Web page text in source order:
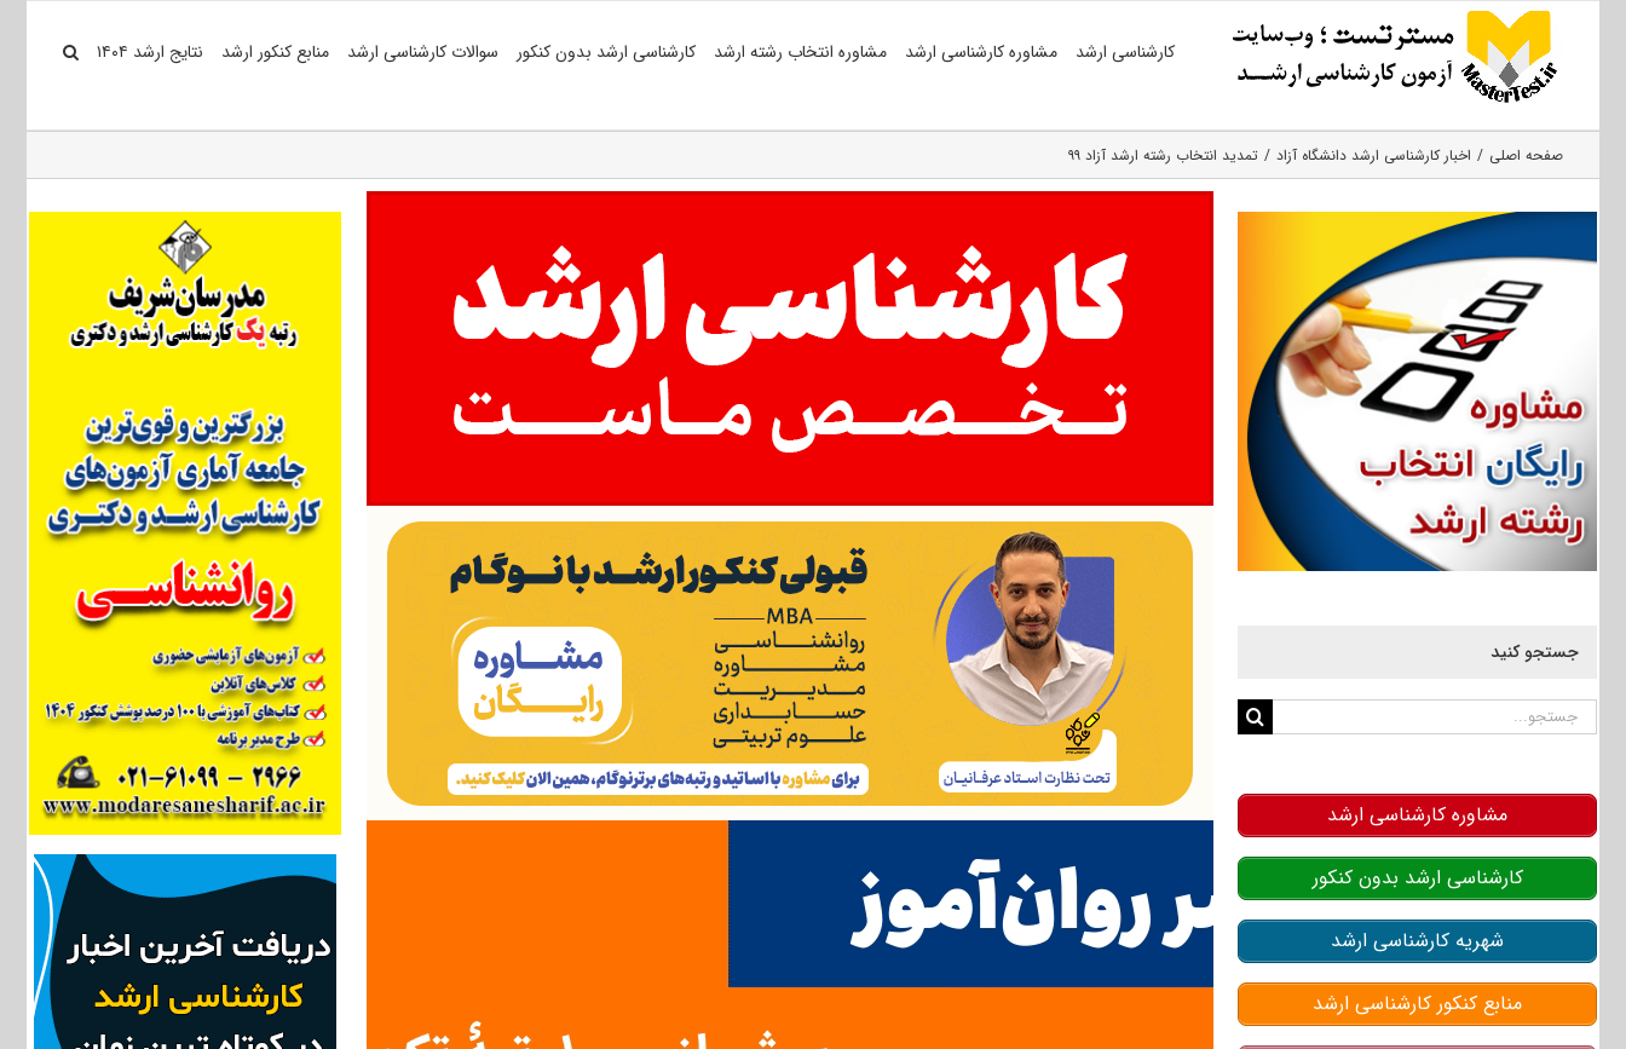
کارشناسی ارشد مشاوره کارشناسی ارشد مشاوره انتخاب رشته ارشد کارشناسی ارشد بدون کنکور سوالات کارشناسی ارشد منابع کنکور ارشد نتایج ارشد ۱۴۰۴
صفحه اصلی اخبار کارشناسی ارشد دانشگاه آزاد تمدید انتخاب رشته ارشد آزاد ۹۹
جستجو کنید
جستجو
مشاوره کارشناسی ارشد
کارشناسی ارشد بدون کنکور
شهریه کارشناسی ارشد
منابع کنکور کارشناسی ارشد